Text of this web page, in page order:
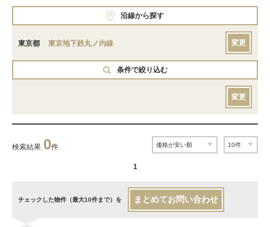
沿線から探す
東京都 東京地下鉄丸ノ内線 変更
条件で絞り込む
変更
検索結果 0件
1
チェックした物件（最大10件まで）を まとめてお問い合わせ